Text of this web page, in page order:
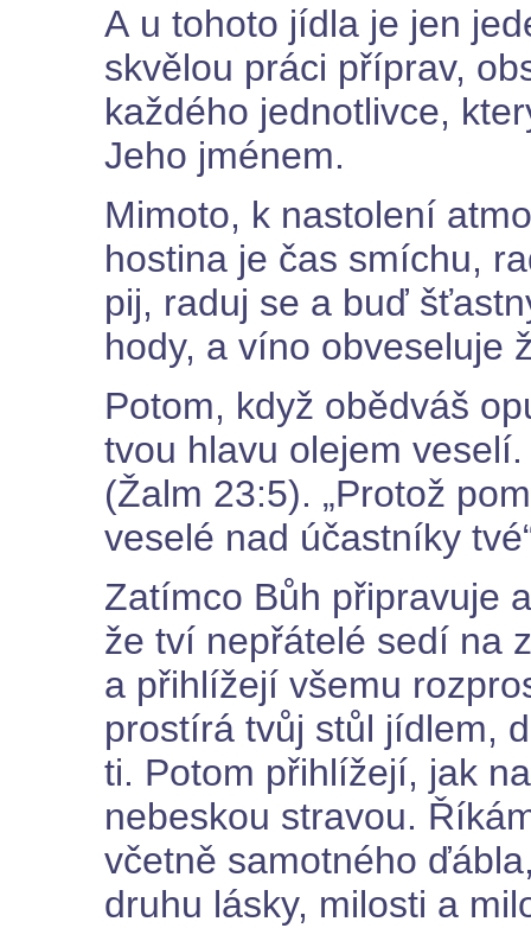
A u tohoto jídla je jen
skvělou práci příprav,
každého jednotlivce,
Jeho jménem.
Mimoto, k nastolení
hostina je čas smíchu,
pij, raduj se a buď
hody, a víno obveseluje
Potom, když obědváš
tvou hlavu olejem
(Žalm 23:5). „Protož
veselé nad účastníky
Zatímco Bůh připravuje
že tví nepřátelé sedí na
a přihlížejí všemu
prostírá tvůj stůl jídlem,
ti. Potom přihlížejí, jak
nebeskou stravou.
včetně samotného
druhu lásky, milosti a